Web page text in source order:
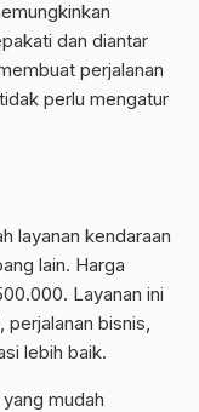
dan diantar
perjalanan
perlu mengatur
layanan kendaraan
lain. Harga
Layanan ini
bisnis,
lebih baik.
mudah